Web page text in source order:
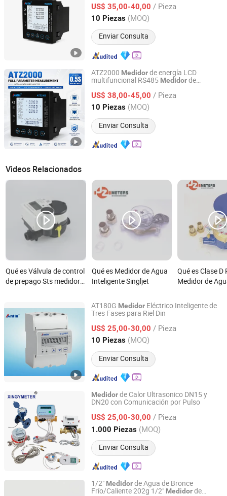
US$ 35,00-40,00 / Pieza
10 Piezas (MOQ)
Enviar Consulta
Zhejiang, China Desde 2022
ATZ2000 Medidorde energía LCD
multifuncional RS485 Medidorde
US$ 38,00-45,00 / Pieza
10 Piezas (MOQ)
Enviar Consulta
Hangzhou Antin Power Technology Co., Ltd.
Zhejiang, China Desde 2022
Videos Relacionados
Qué es Válvula de control
de prepago Sts medidor
Qué es Medidor de Agua
Inteligente Singljet
Qué es Clase D
Medidor de
AT180G Medidor Eléctrico Inteligente de
Tres Fases para Riel Din
US$ 25,00-30,00 / Pieza
10 Piezas (MOQ)
Enviar Consulta
Hangzhou Antin Power Technology Co., Ltd.
Zhejiang, China Desde 2022
Medidorde Calor Ultrasonico DN15 y
DN20 con Comunicación por Pulso
US$ 25,00-30,00 / Pieza
1.000 Piezas (MOQ)
Enviar Consulta
Ningbo Xingyuan Meter Technology Co., Ltd.
Zhejiang, China Desde 2021
1/2" Medidorde Agua de Bronce
Frío/Caliente 202g 1/2" Medidorde